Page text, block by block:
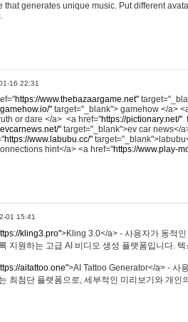
that generates unique music. Put different
16 22:31
https://www.thebazaargame.net"
" target="_blank"> gamehow </a>
or dare </a> <a href="https://pictionary.net/"
" target="_blank">ev car news</
https://www.labubu.cc/"
hint</a> <a href="https://www.play-
01 15:41
kling3.pro">Kling 3.0</a> - 사용자가 동적
지원하는 고급 AI 비디오 생성 플랫폼입니다.
aitattoo.one">AI Tattoo Generator</a> - 사
최첨단 플랫폼으로, 세부적인 미리보기와 개